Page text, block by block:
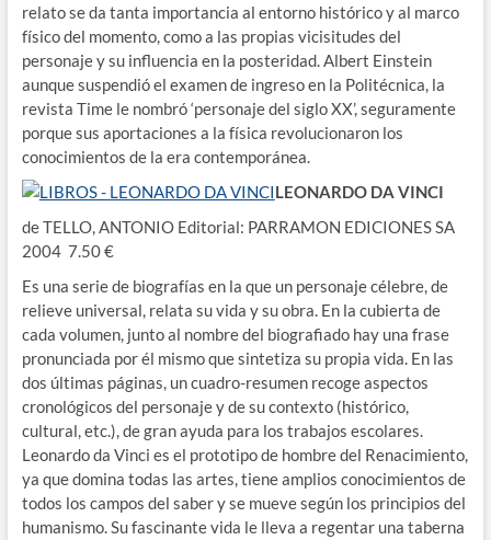
relato se da tanta importancia al entorno histórico y al marco
físico del momento, como a las propias vicisitudes del
personaje y su influencia en la posteridad. Albert Einstein
aunque suspendió el examen de ingreso en la Politécnica, la
revista Time le nombró ‘personaje del siglo XX’, seguramente
porque sus aportaciones a la física revolucionaron los
conocimientos de la era contemporánea.
LEONARDO DA VINCI
de TELLO, ANTONIO Editorial: PARRAMON EDICIONES SA
2004 7.50 €
Es una serie de biografías en la que un personaje célebre, de
relieve universal, relata su vida y su obra. En la cubierta de
cada volumen, junto al nombre del biografiado hay una frase
pronunciada por él mismo que sintetiza su propia vida. En las
dos últimas páginas, un cuadro-resumen recoge aspectos
cronológicos del personaje y de su contexto (histórico,
cultural, etc.), de gran ayuda para los trabajos escolares.
Leonardo da Vinci es el prototipo de hombre del Renacimiento,
ya que domina todas las artes, tiene amplios conocimientos de
todos los campos del saber y se mueve según los principios del
humanismo. Su fascinante vida le lleva a regentar una taberna